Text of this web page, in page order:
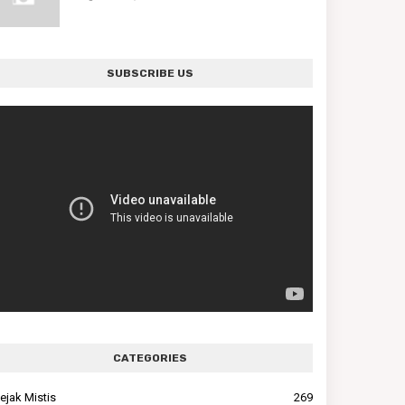
SUBSCRIBE US
CATEGORIES
Mistis 269